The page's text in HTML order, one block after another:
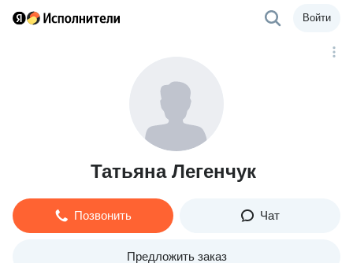
Войти
Татьяна Легенчук
Позвонить Чат
Предложить заказ